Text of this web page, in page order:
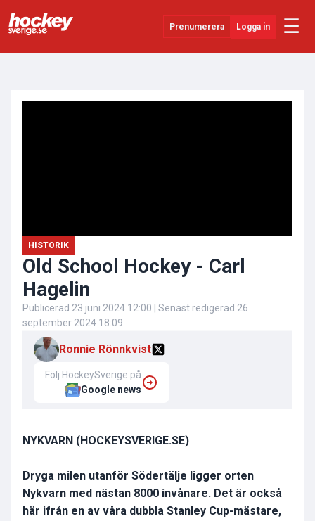
Prenumerera Logga in ☰
HISTORIK
Old School Hockey - Carl
Hagelin
Publicerad 23 juni 2024 12:00 | Senast redigerad 26
september 2024 18:09
Ronnie Rönnkvist
Följ HockeySverige på
Google news
NYKVARN (HOCKEYSVERIGE.SE)
Dryga milen utanför Södertälje ligger orten
Nykvarn med nästan 8000 invånare. Det är också
här ifrån en av våra dubbla Stanley Cup-mästare,